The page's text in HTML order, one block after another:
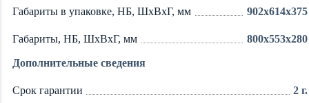
Габариты в упаковке, НБ, ШxВxГ, мм 902x614x375
Габариты, НБ, ШxВxГ, мм 800x553x280
Дополнительные сведения
Срок гарантии 2 г.